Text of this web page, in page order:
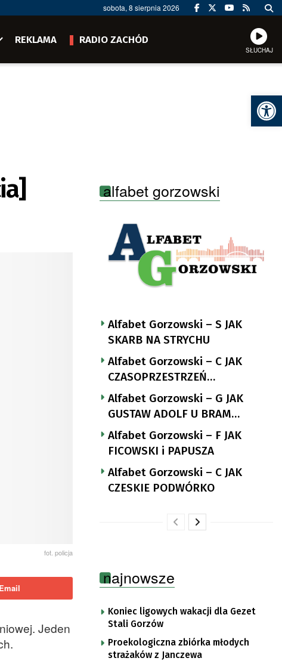
sobota, 8 sierpnia 2026
REKLAMA RADIO ZACHÓD
SŁUCHAJ
fot. policja
Email
Jeden
alfabet gorzowski
Alfabet Gorzowski – S JAK
SKARB NA STRYCHU
Alfabet Gorzowski – C JAK
CZASOPRZESTRZEŃ
NUTTGENSA
Alfabet Gorzowski – G JAK
GUSTAW ADOLF U BRAM
LANDSBERGA
Alfabet Gorzowski – F JAK
FICOWSKI i PAPUSZA
Alfabet Gorzowski – C JAK
CZESKIE PODWÓRKO
najnowsze
Koniec ligowych wakacji dla Gezet
Stali Gorzów
Proekologiczna zbiórka młodych
strażaków z Janczewa